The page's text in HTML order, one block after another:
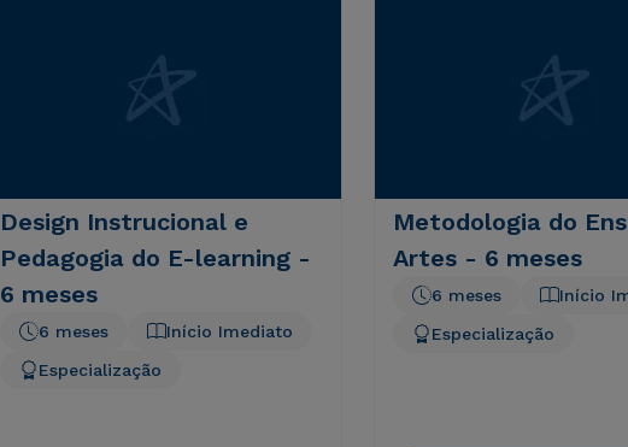
Design Instrucional e
Pedagogia do E-learning -
6 meses
Início Imediato
6 meses
Especialização
Metodologia do
Artes - 6 meses
Início
6 meses
Especialização